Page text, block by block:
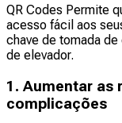
QR Codes Permite
acesso fácil aos
chave de tomada
de elevador.
1. Aumentar as
complicações